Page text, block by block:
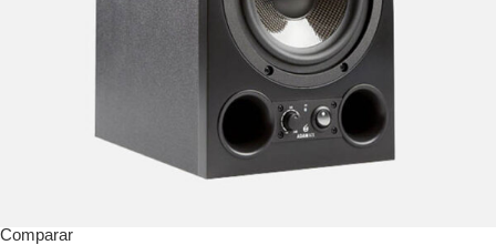
Comparar